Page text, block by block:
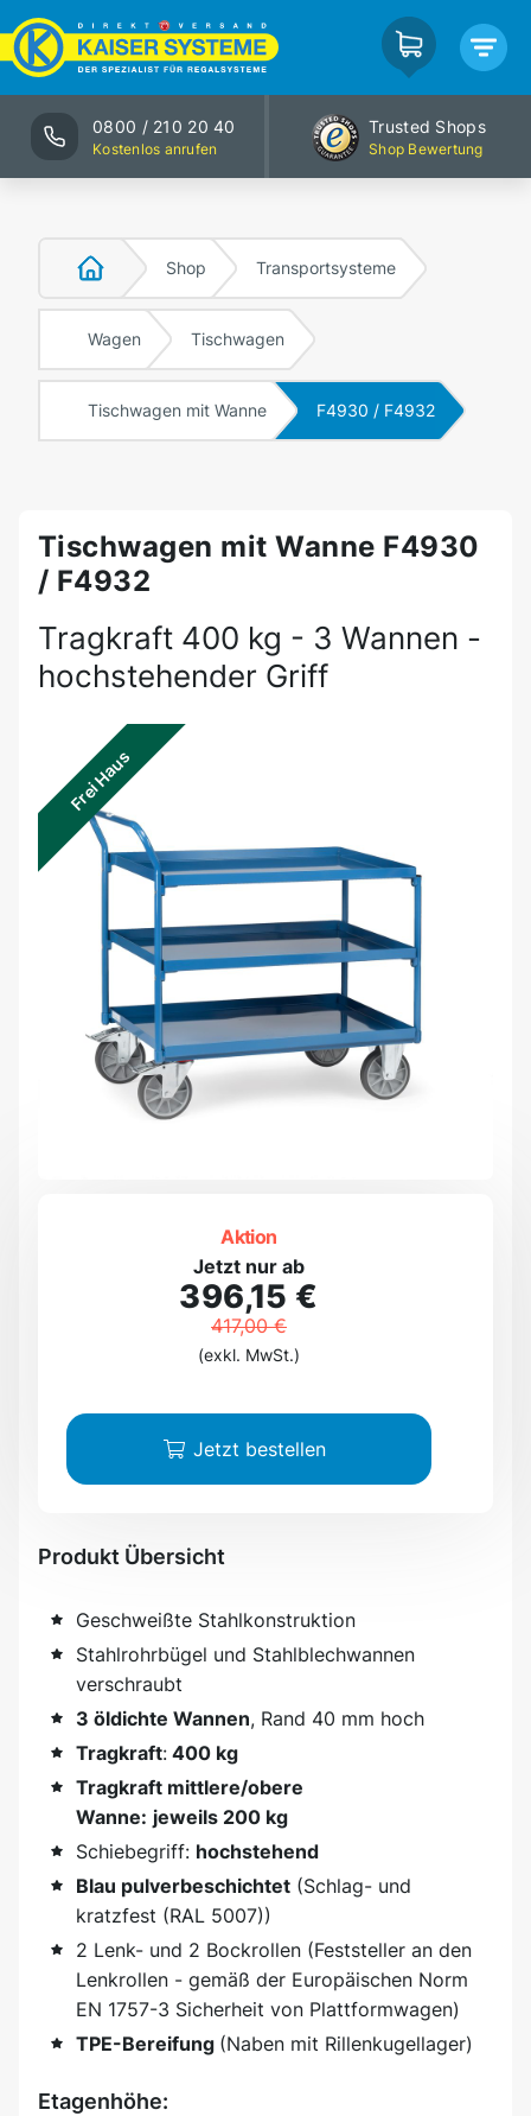
0800 / 210 20 40
Kostenlos anrufen
Trusted Shops
Shop Bewertung
Shop Transportsysteme
Wagen Tischwagen
Tischwagen mit Wanne F4930 / F4932
Tischwagen mit Wanne F4930
/ F4932
Tragkraft 400 kg - 3 Wannen -
hochstehender Griff
Frei Haus
Aktion
Jetzt nur ab
396,15 €
417,00 €
(exkl. MwSt.)
Jetzt bestellen
Produkt Übersicht
Geschweißte Stahlkonstruktion
Stahlrohrbügel und Stahlblechwannen
verschraubt
3 öldichte Wannen, Rand 40 mm hoch
Tragkraft: 400 kg
Tragkraft mittlere/obere
Wanne: jeweils 200 kg
Schiebegriff: hochstehend
Blau pulverbeschichtet (Schlag- und
kratzfest (RAL 5007))
2 Lenk- und 2 Bockrollen (Feststeller an den
Lenkrollen - gemäß der Europäischen Norm
EN 1757-3 Sicherheit von Plattformwagen)
TPE-Bereifung (Naben mit Rillenkugellager)
Etagenhöhe: